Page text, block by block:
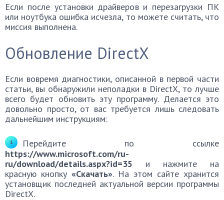
Если после установки драйверов и перезагрузки ПК
или ноутбука ошибка исчезла, то можете считать, что
миссия выполнена.
Обновление DirectX
Если вовремя диагностики, описанной в первой части
статьи, вы обнаружили неполадки в DirectX, то лучше
всего будет обновить эту программу. Делается это
довольно просто, от вас требуется лишь следовать
дальнейшим инструкциям:
Перейдите по ссылке
https://www.microsoft.com/ru-
ru/download/details.aspx?id=35 и нажмите на
красную кнопку «Скачать». На этом сайте хранится
установщик последней актуальной версии программы
DirectX.